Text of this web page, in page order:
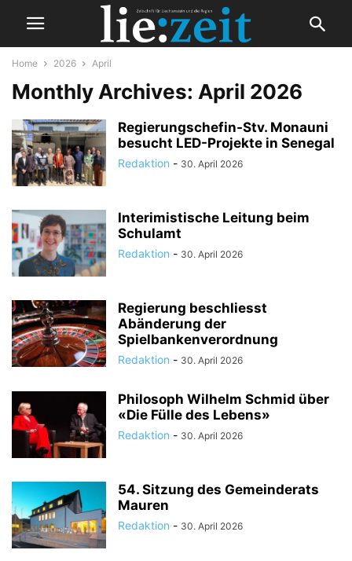
Home 2026 April
Monthly Archives: April 2026
Regierungschefin-Stv. Monauni
besucht LED-Projekte in Senegal
Redaktion - 30. April 2026
Interimistische Leitung beim
Schulamt
Redaktion - 30. April 2026
Regierung beschliesst
Abänderung der
Spielbankenverordnung
Redaktion - 30. April 2026
Philosoph Wilhelm Schmid über
«Die Fülle des Lebens»
Redaktion - 30. April 2026
54. Sitzung des Gemeinderats
Mauren
Redaktion - 30. April 2026